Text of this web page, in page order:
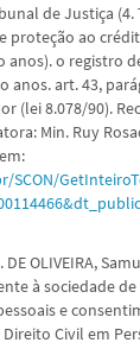
de Justiça
proteção ao
anos). o registro
anos. art. 43,
(lei 8.078/90).
Min. Ruy
SCON/
DE OLIVEIRA,
à sociedade
e
Civil em